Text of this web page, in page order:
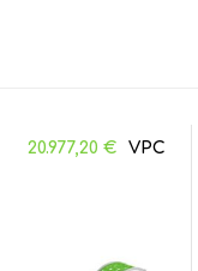
20.977,20€